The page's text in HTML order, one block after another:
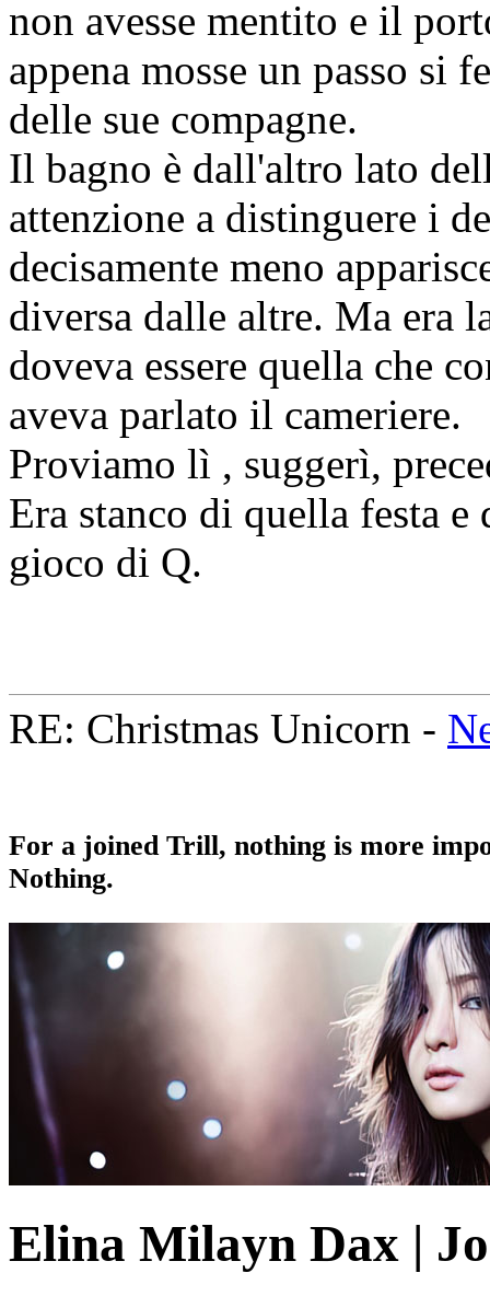
non avesse mentito e il
appena mosse un passo si
delle sue compagne.
Il bagno è dall'altro lato
attenzione a distinguere i
decisamente meno
diversa dalle altre. Ma era
doveva essere quella che
aveva parlato il cameriere.
Proviamo lì , suggerì,
Era stanco di quella festa
gioco di Q.
RE: Christmas Unicorn -
For a joined Trill, nothing is more
Nothing.
Elina Milayn Dax |